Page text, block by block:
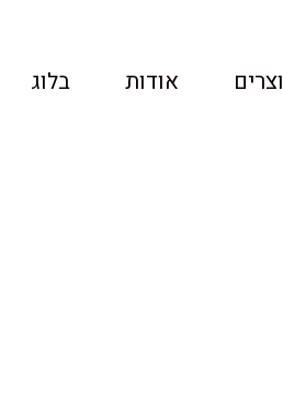
אודות בלוג